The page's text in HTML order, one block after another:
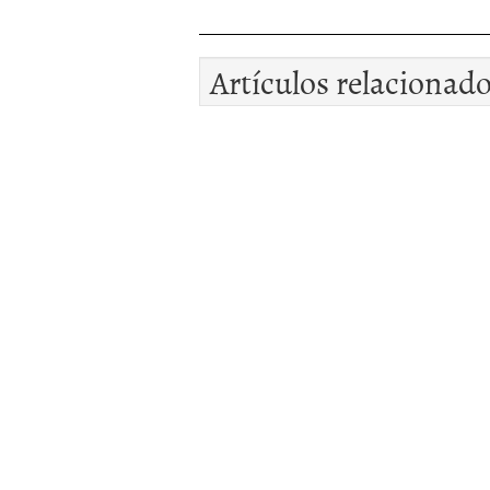
Artículos